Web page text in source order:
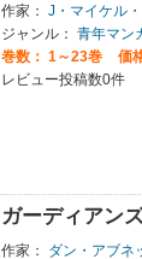
作家： J・マイケル
ジャンル： 青年マン
巻数： 1～23巻
価
レビュー投稿数0件
ガーディアン
作家： ダン・アブネ